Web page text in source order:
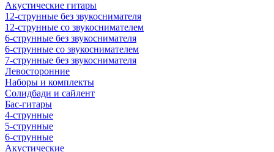
Акустические гитары
12-струнные без звукоснимателя
12-струнные со звукоснимателем
6-струнные без звукоснимателя
6-струнные со звукоснимателем
7-струнные без звукоснимателя
Левосторонние
Наборы и комплекты
Солидбади и сайлент
Бас-гитары
4-струнные
5-струнные
6-струнные
Акустические